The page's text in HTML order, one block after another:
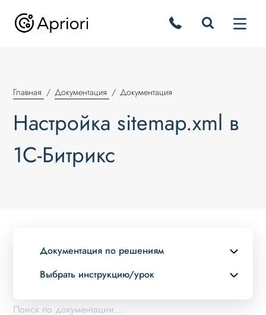
Главная Документация Документация
Настройка sitemap.xml в
1С-Битрикс
Документация по решениям
Выбрать инструкцию/урок
Описание курса